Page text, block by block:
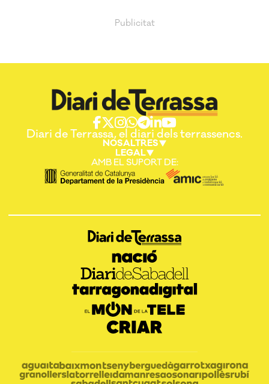
Diari de Terrassa, el diari dels terrassencs.
NOSALTRES
LEGAL
AMB EL SUPORT DE: